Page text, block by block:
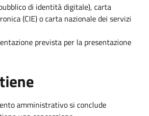
di identità digitale), carta
(CIE) o carta nazionale dei servizi
prevista per la presentazione
amministrativo si conclude